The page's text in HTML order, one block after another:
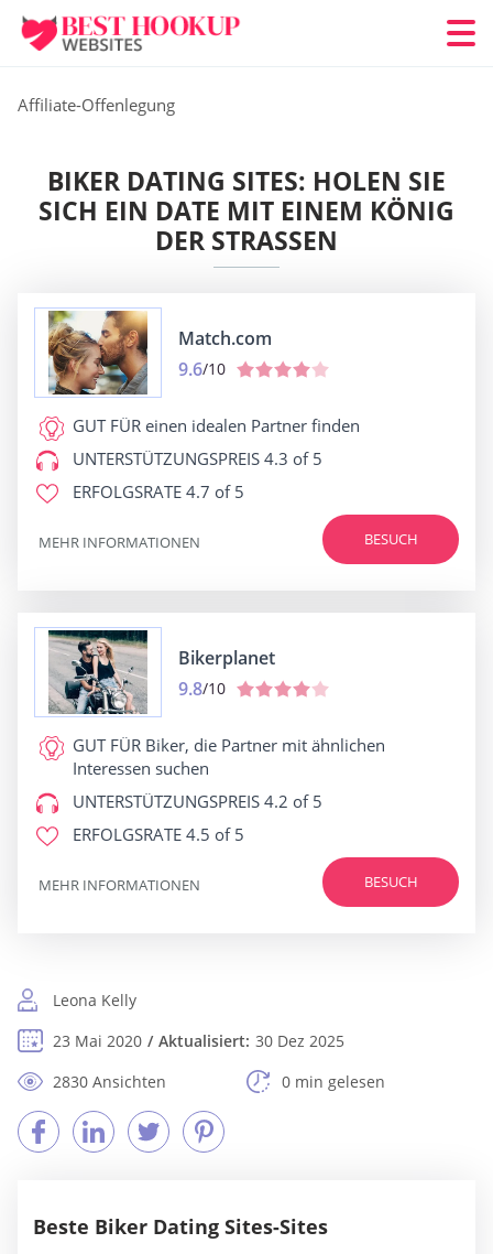
Affiliate-Offenlegung
BIKER DATING SITES: HOLEN SIE
SICH EIN DATE MIT EINEM KÖNIG
DER STRASSEN
Match.com
9.6/10
GUT FÜR einen idealen Partner finden
UNTERSTÜTZUNGSPREIS 4.3 of 5
ERFOLGSRATE 4.7 of 5
BESUCH
MEHR INFORMATIONEN
Bikerplanet
9.8/10
GUT FÜR Biker, die Partner mit ähnlichen
Interessen suchen
UNTERSTÜTZUNGSPREIS 4.2 of 5
ERFOLGSRATE 4.5 of 5
BESUCH
MEHR INFORMATIONEN
Leona Kelly
23 Mai 2020
Aktualisiert: 30 Dez 2025
2830 Ansichten
0 min gelesen
Beste Biker Dating Sites-Sites